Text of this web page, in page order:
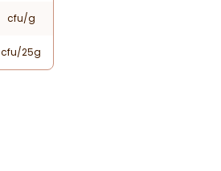
cfu/g
cfu/25g